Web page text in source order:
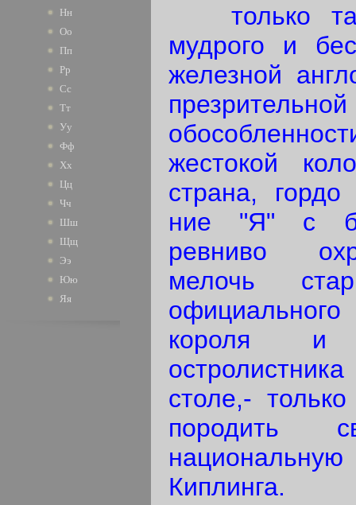
Нн
Оо
Пп
Рр
Сс
Тт
Уу
Фф
Хх
Цц
Чч
Шш
Щщ
Ээ
Юю
Яя
только
мудрого и
железной
жестокой
страна,
ние "Я" с
ревниво
мелочь
короля и
столе,-
породить
Киплинга.